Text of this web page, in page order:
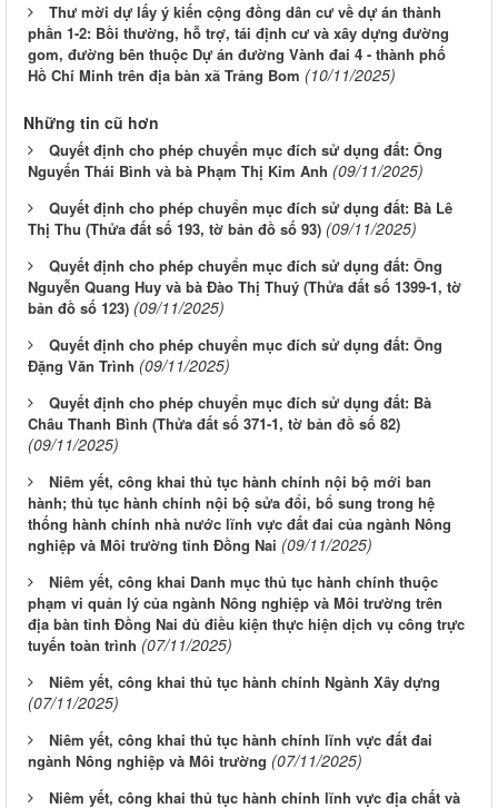
Thư mời dự lấy ý kiến cộng đồng dân cư về dự án thành
phần 1-2: Bồi thường, hỗ trợ, tái định cư và xây dựng đường
gom, đường bên thuộc Dự án đường Vành đai 4 - thành phố
Hồ Chí Minh trên địa bàn xã Trảng Bom (10/11/2025)
Những tin cũ hơn
Quyết định cho phép chuyển mục đích sử dụng đất: Ông
Nguyến Thái Bình và bà Phạm Thị Kim Anh (09/11/2025)
Quyết định cho phép chuyển mục đích sử dụng đất: Bà Lê
Thị Thu (Thửa đất số 193, tờ bản đồ số 93) (09/11/2025)
Quyết định cho phép chuyển mục đích sử dụng đất: Ông
Nguyễn Quang Huy và bà Đào Thị Thuý (Thửa đất số 1399-1, tờ
bản đồ số 123) (09/11/2025)
Quyết định cho phép chuyển mục đích sử dụng đất: Ông
Đặng Văn Trình (09/11/2025)
Quyết định cho phép chuyển mục đích sử dụng đất: Bà
Châu Thanh Bình (Thửa đất số 371-1, tờ bản đồ số 82)
(09/11/2025)
Niêm yết, công khai thủ tục hành chính nội bộ mới ban
hành; thủ tục hành chính nội bộ sửa đổi, bổ sung trong hệ
thống hành chính nhà nước lĩnh vực đất đai của ngành Nông
nghiệp và Môi trường tỉnh Đồng Nai (09/11/2025)
Niêm yết, công khai Danh mục thủ tục hành chính thuộc
phạm vi quản lý của ngành Nông nghiệp và Môi trường trên
địa bàn tỉnh Đồng Nai đủ điều kiện thực hiện dịch vụ công trực
tuyến toàn trình (07/11/2025)
Niêm yết, công khai thủ tục hành chính Ngành Xây dựng
(07/11/2025)
Niêm yết, công khai thủ tục hành chính lĩnh vực đất đai
ngành Nông nghiệp và Môi trường (07/11/2025)
Niêm yết, công khai thủ tục hành chính lĩnh vực địa chất và